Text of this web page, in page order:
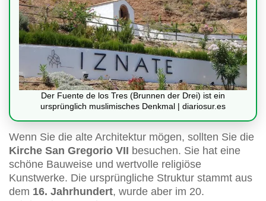
Der Fuente de los Tres (Brunnen der Drei) ist ein
ursprünglich muslimisches Denkmal | diariosur.es
Wenn Sie die alte Architektur mögen, sollten Sie die
Kirche San Gregorio VII besuchen. Sie hat eine
schöne Bauweise und wertvolle religiöse
Kunstwerke. Die ursprüngliche Struktur stammt aus
dem 16. Jahrhundert, wurde aber im 20.